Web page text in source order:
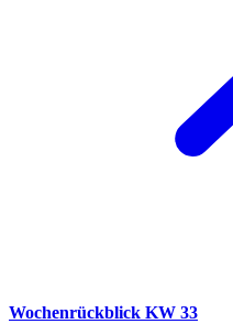
Wochenrückblick KW 33